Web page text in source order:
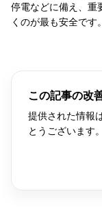
停電などに備え、重
くのが最も安全です。
この記事の改
提供された情報
とうございます。